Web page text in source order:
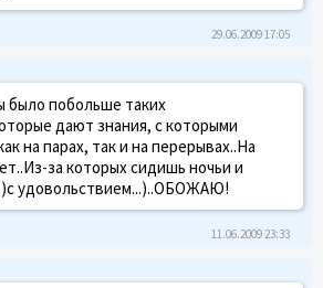
29.06.2009 17:05
было побольше таких
дают знания, с которыми
на парах, так и на перерывах..На
за которых сидишь ночьи и
удовольствием...)..ОБОЖАЮ!
11.06.2009 23:33